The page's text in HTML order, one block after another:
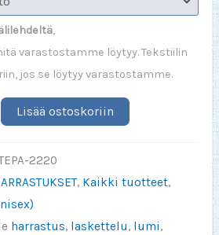
,
varastostamme löytyy. Tekstiilin
jos se löytyy varastostamme.
Lisää ostoskoriin
2220
, Kaikki tuotteet,
harrastus, laskettelu, lumi,